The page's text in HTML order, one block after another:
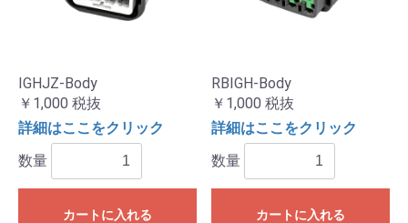
IGHJZ-Body
￥1,000 税抜
詳細はここをクリック
数量
カートに入れる
RBIGH-Body
￥1,000 税抜
詳細はここをクリック
数量
カートに入れる